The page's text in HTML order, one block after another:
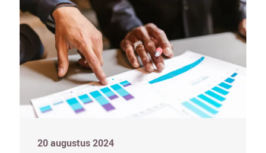
20 augustus 2024